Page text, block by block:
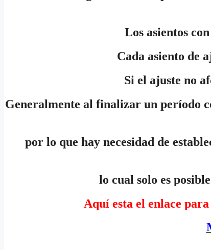
Los asientos
Cada asiento de
Si el ajuste no
Generalmente al finalizar un período
por lo que hay necesidad de
lo cual solo es
Aquí esta el enlace